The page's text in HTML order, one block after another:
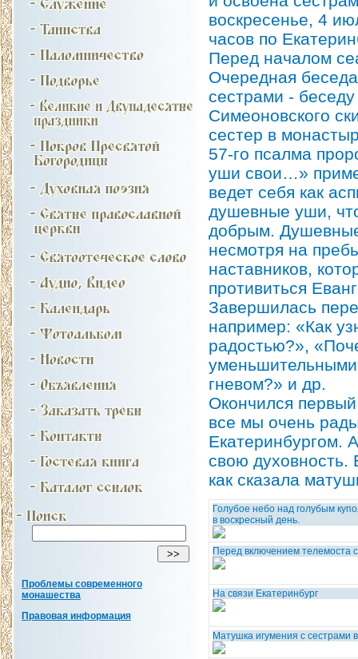
Проблемы современного
монашества
Правовая информация
воскресенье, 4
часов по
Перед началом
Очередная
сестрами -
Симеоновского
сестер в
57-го псалма
уши свои…»
ведет себя как
душевные уши,
добрым. Душевные
несмотря на
наставников,
противиться
Завершилась
например: «Как
радостью?»,
гневом?» и др.
Окончился
все мы очень
Екатеринбургом.
свою духовность.
как сказала
Голубое небо над голубым
в воскресный день.
Перед включением телемоста
На связи Екатеринбург
Матушка игумения с сестрами